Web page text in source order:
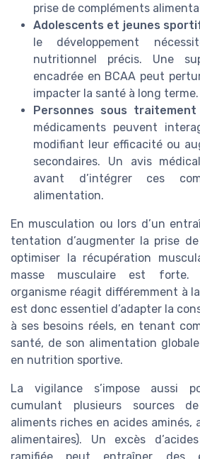
prise de compléments
Adolescents et jeunes
le développement
nutritionnel précis. Une
encadrée en BCAA peut
impacter la santé à long terme.
Personnes sous traitement
médicaments peuvent
modifiant leur efficacité ou
secondaires. Un avis
avant d’intégrer ces
alimentation.
En musculation ou lors d’un
tentation d’augmenter la prise
optimiser la récupération
masse musculaire est forte.
organisme réagit différemment à
est donc essentiel d’adapter la
à ses besoins réels, en tenant
santé, de son alimentation
en nutrition sportive.
La vigilance s’impose aussi
cumulant plusieurs sources
aliments riches en acides aminés,
alimentaires). Un excès
ramifiée peut entraîner des